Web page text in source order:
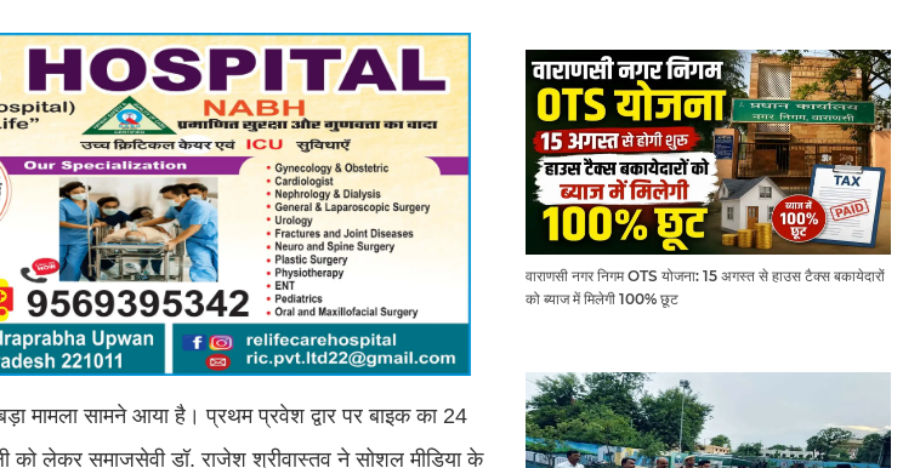
मामला सामने आया है। प्रथम प्रवेश द्वार पर बाइक का 24
लेकर समाजसेवी डॉ. राजेश श्रीवास्तव ने सोशल मीडिया के
वाराणसी नगर निगम OTS योजना: 15 अगस्त से हाउस टैक्स बकायेदारों
को ब्याज में मिलेगी 100% छूट